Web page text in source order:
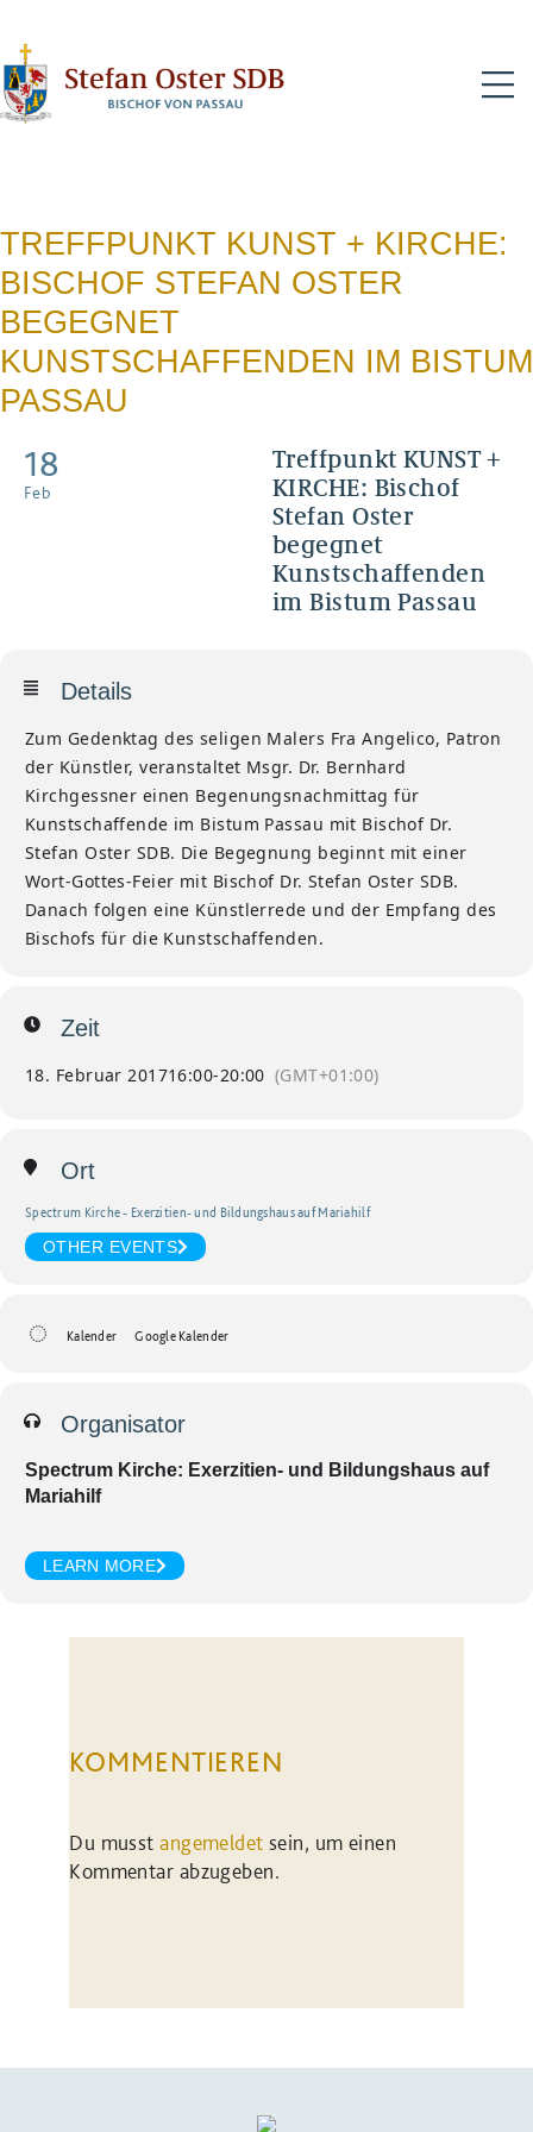
TREFFPUNKT KUNST + KIRCHE:
BISCHOF STEFAN OSTER
BEGEGNET
KUNSTSCHAFFENDEN IM BISTUM
PASSAU
18
Feb
Treffpunkt KUNST +
KIRCHE: Bischof
Stefan Oster
begegnet
Kunstschaffenden
im Bistum Passau
Details
Zum Gedenktag des seligen Malers Fra Angelico, Patron
der Künstler, veranstaltet Msgr. Dr. Bernhard
Kirchgessner einen Begenungsnachmittag für
Kunstschaffende im Bistum Passau mit Bischof Dr.
Stefan Oster SDB. Die Begegnung beginnt mit einer
Wort-Gottes-Feier mit Bischof Dr. Stefan Oster SDB.
Danach folgen eine Künstlerrede und der Empfang des
Bischofs für die Kunstschaffenden.
Zeit
18. Februar 201716:00-20:00 (GMT+01:00)
Ort
Spectrum Kirche - Exerzitien- und Bildungshaus auf Mariahilf
OTHER EVENTS
Kalender Google Kalender
Organisator
Spectrum Kirche: Exerzitien- und Bildungshaus auf
Mariahilf
LEARN MORE
KOMMENTIEREN
Du musstangemeldet sein, um einen
Kommentar abzugeben.